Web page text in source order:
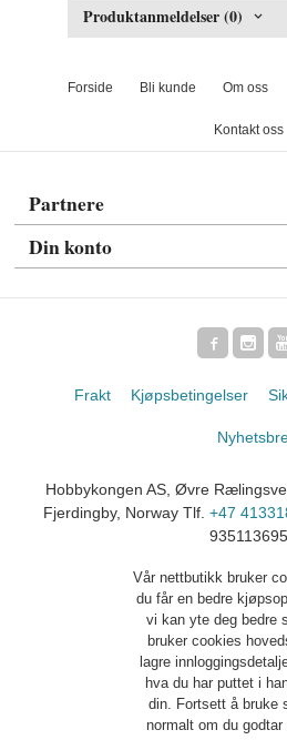
Produktanmeldelser (0)
Forside Bli kunde Om oss
Kontakt oss
Partnere
Din konto
Frakt Kjøpsbetingelser
Hobbykongen AS, Øvre
Fjerdingby, Norway Tlf. +47
935113695
Vår nettbutikk bruker
du får en bedre
vi kan yte deg bedre
bruker cookies
lagre
hva du har puttet i
din. Fortsett å bruke
normalt om du godtar